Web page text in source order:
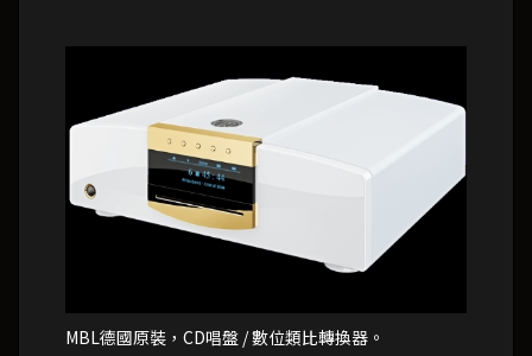
MBL德國原裝，CD唱盤 / 數位類比轉換器。